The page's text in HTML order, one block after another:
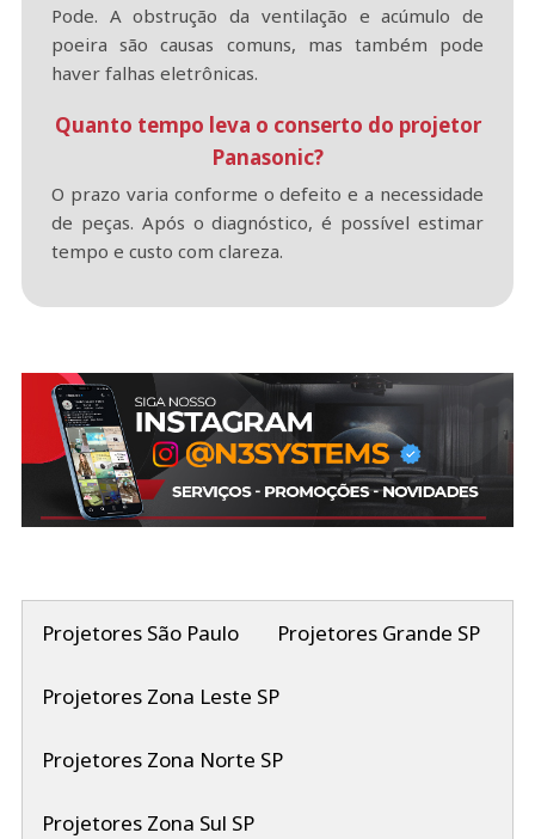
Pode. A obstrução da ventilação e acúmulo de
poeira são causas comuns, mas também pode
haver falhas eletrônicas.
Quanto tempo leva o conserto do projetor
Panasonic?
O prazo varia conforme o defeito e a necessidade
de peças. Após o diagnóstico, é possível estimar
tempo e custo com clareza.
Projetores São Paulo Projetores Grande SP
Projetores Zona Leste SP
Projetores Zona Norte SP
Projetores Zona Sul SP